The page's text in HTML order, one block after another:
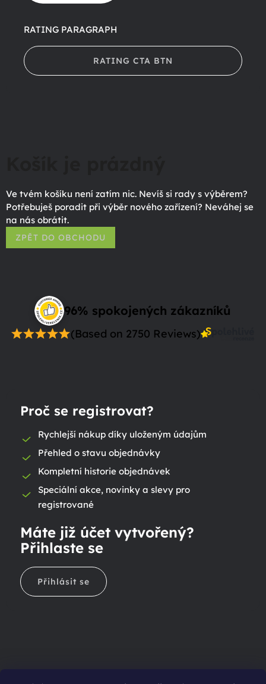
RATING PARAGRAPH
RATING CTA BTN
Ve tvém košíku není zatím nic. Nevíš si rady s výběrem?
Potřebuješ poradit při výběr nového zařízení? Neváhej se
na nás obrátit.
ZPĚT DO OBCHODU
96% spokojených zákazníků
(Based on 2750 Reviews)
Proč se registrovat?
Rychlejší nákup díky uloženým údajům
Přehled o stavu objednávky
Kompletní historie objednávek
Speciální akce, novinky a slevy pro
registrované
Máte již účet vytvořený?
Přihlaste se
Přihlásit se
Ještě nemáte účet?